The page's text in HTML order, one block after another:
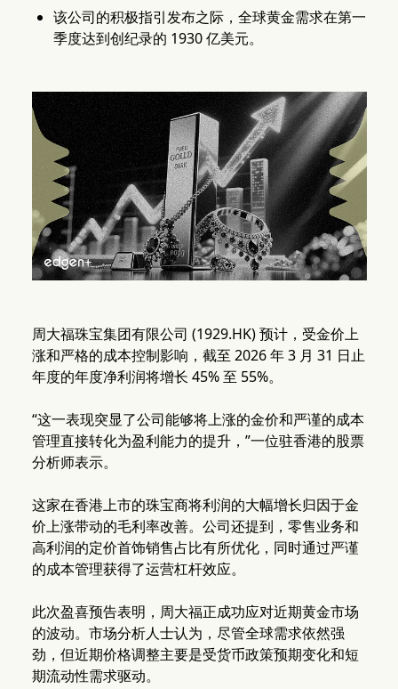
该公司的积极指引发布之际，全球黄金需求在第一
季度达到创纪录的 1930 亿美元。
周大福珠宝集团有限公司 (1929.HK) 预计，受金价上
涨和严格的成本控制影响，截至 2026 年 3 月 31 日止
年度的年度净利润将增长 45% 至 55%。
“这一表现突显了公司能够将上涨的金价和严谨的成本
管理直接转化为盈利能力的提升，”一位驻香港的股票
分析师表示。
这家在香港上市的珠宝商将利润的大幅增长归因于金
价上涨带动的毛利率改善。公司还提到，零售业务和
高利润的定价首饰销售占比有所优化，同时通过严谨
的成本管理获得了运营杠杆效应。
此次盈喜预告表明，周大福正成功应对近期黄金市场
的波动。市场分析人士认为，尽管全球需求依然强
劲，但近期价格调整主要是受货币政策预期变化和短
期流动性需求驱动。